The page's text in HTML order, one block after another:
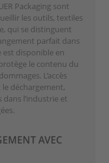
Packaging sont
les outils, textiles
qui se distinguent
parfait dans
disponible en
le contenu du
L’accès
déchargement,
l’industrie et
AVEC